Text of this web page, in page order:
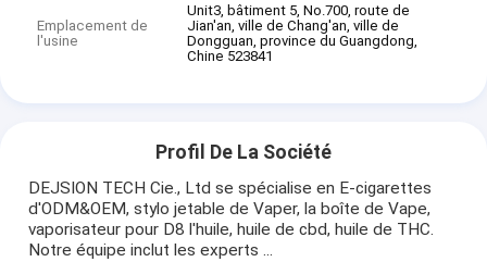
Emplacement de
l'usine
Unit3, bâtiment 5, No.700, route de
Jian'an, ville de Chang'an, ville de
Dongguan, province du Guangdong,
Chine 523841
Profil De La Société
DEJSION TECH Cie., Ltd se spécialise en E-cigarettes
d'ODM&OEM, stylo jetable de Vaper, la boîte de Vape,
vaporisateur pour D8 l'huile, huile de cbd, huile de THC.
Notre équipe inclut les experts ...